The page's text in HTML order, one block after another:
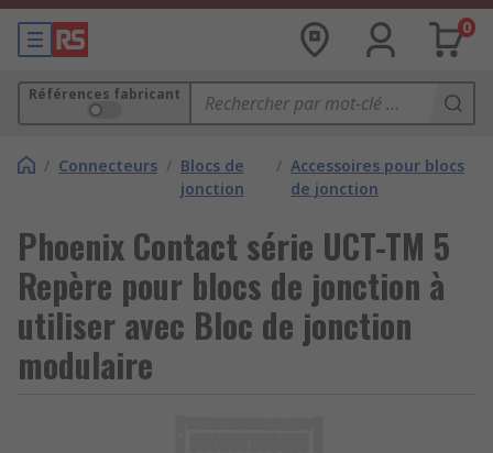
0
Références fabricant
/ Connecteurs / Blocs de
jonction
/ Accessoires pour blocs
de jonction
Phoenix Contact série UCT-TM 5
Repère pour blocs de jonction à
utiliser avec Bloc de jonction
modulaire